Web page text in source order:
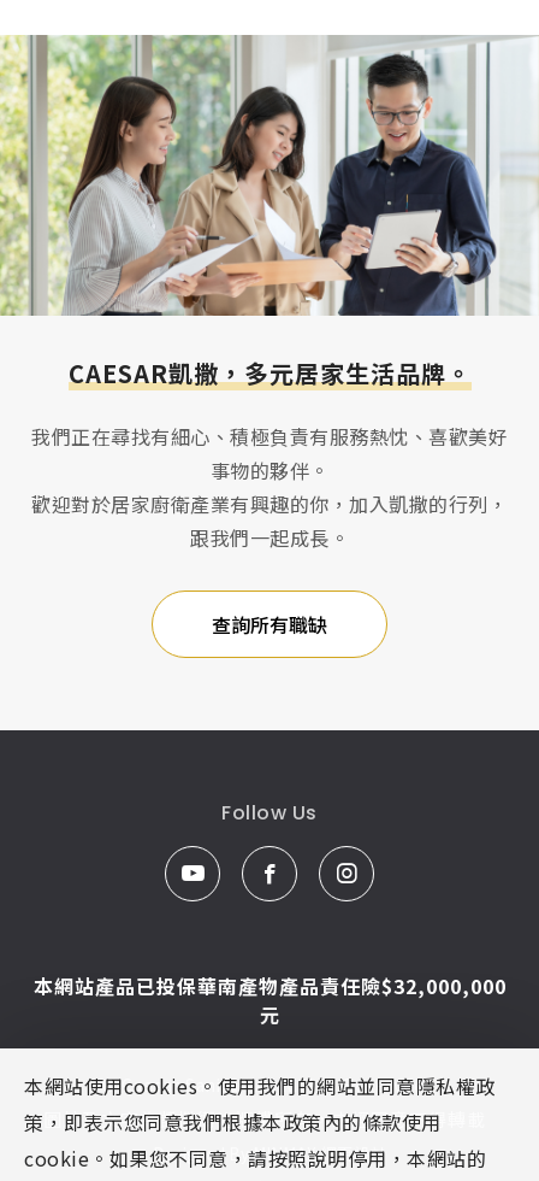
CAESAR凱撒，多元居家生活品牌。
我們正在尋找有細心、積極負責有服務熱忱、喜歡美好
事物的夥伴。
歡迎對於居家廚衛產業有興趣的你，加入凱撒的行列，
跟我們一起成長。
查詢所有職缺
Follow Us
本網站產品已投保華南產物產品責任險$32,000,000
元
© Caesar Sanitar. All Rights Reserved.
圖片及文字為凱撒衛浴版權所有，未經同意不得轉載
Designed ByMINMAX 網頁設計
本網站使用cookies。使用我們的網站並同意隱私權政
策，即表示您同意我們根據本政策內的條款使用
cookie。如果您不同意，請按照說明停用，本網站的